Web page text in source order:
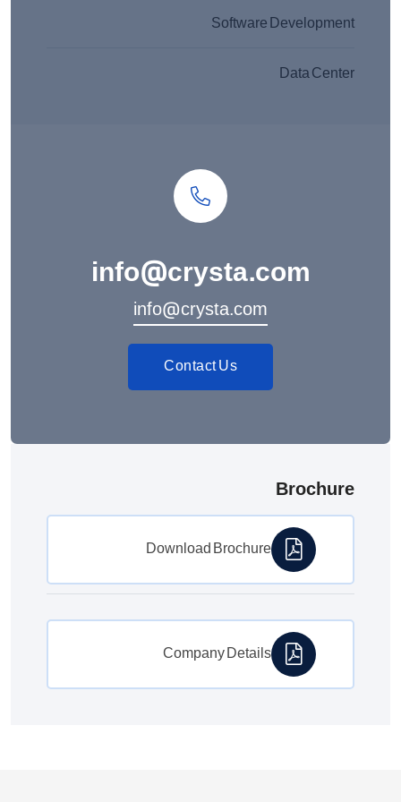
Software Development
Data Center
info@crysta.com
info@crysta.com
Contact Us
Brochure
Download Brochure
Company Details